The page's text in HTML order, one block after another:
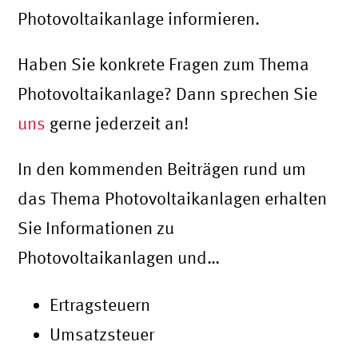
Photovoltaikanlage informieren.
Haben Sie konkrete Fragen zum Thema
Photovoltaikanlage? Dann sprechen Sie
uns gerne jederzeit an!
In den kommenden Beiträgen rund um
das Thema Photovoltaikanlagen erhalten
Sie Informationen zu
Photovoltaikanlagen und…
Ertragsteuern
Umsatzsteuer